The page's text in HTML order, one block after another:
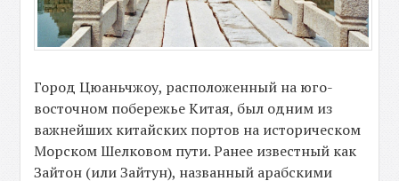
Город Цюаньчжоу, расположенный на юго-
восточном побережье Китая, был одним из
важнейших китайских портов на историческом
Морском Шелковом пути. Ранее известный как
Зайтон (или Зайтун), названный арабскими